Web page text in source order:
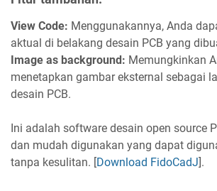
View Code: Menggunakannya, Anda
aktual di belakang desain PCB yang
Image as background: Memungkinkan
menetapkan gambar eksternal sebagai
desain PCB.
Ini adalah software desain open source
dan mudah digunakan yang dapat
tanpa kesulitan. [Download FidoCadJ].